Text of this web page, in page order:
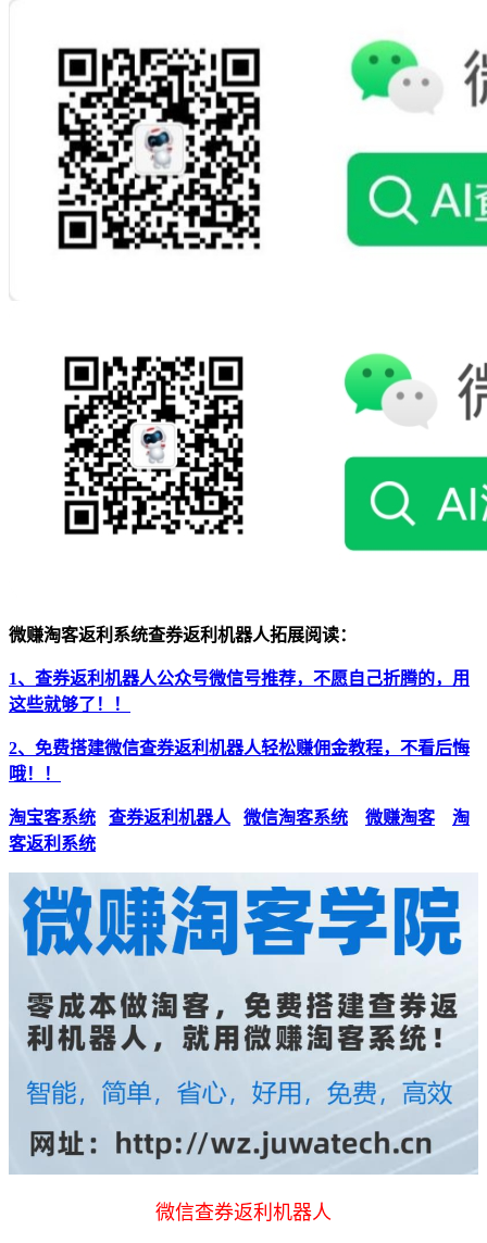
微赚淘客返利系统查券返利机器人拓展阅读：
1、查券返利机器人公众号微信号推荐，不愿自己折腾的，用
这些就够了！！
2、免费搭建微信查券返利机器人轻松赚佣金教程，不看后悔
哦！！
淘宝客系统 查券返利机器人 微信淘客系统 微赚淘客
淘
客返利系统
微信查券返利机器人